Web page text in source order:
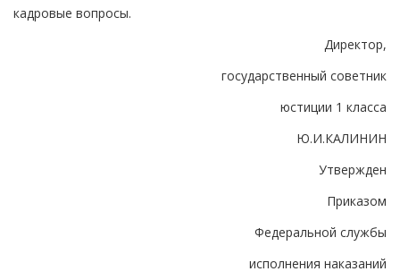
кадровые вопросы.
Директор,
государственный советник
юстиции 1 класса
Ю.И.КАЛИНИН
Утвержден
Приказом
Федеральной службы
исполнения наказаний